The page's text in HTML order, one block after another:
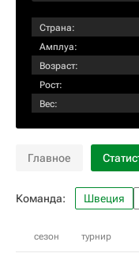
Страна:
Амплуа:
Возраст:
Рост:
Вес:
Главное
Команда: Швеция
сезон турнир